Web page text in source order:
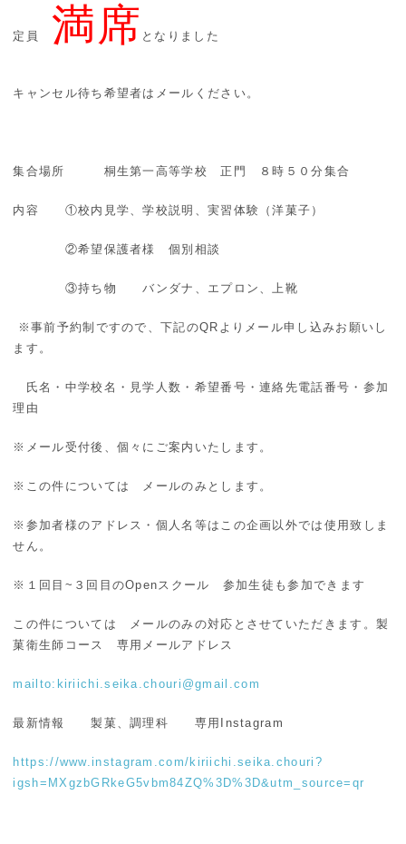
定員 満席 となりました
キャンセル待ち希望者はメールください。
集合場所 桐生第一高等学校 正門 ８時５０分集合
内容 ①校内見学、学校説明、実習体験（洋菓子）
②希望保護者様 個別相談
③持ち物 バンダナ、エプロン、上靴
※事前予約制ですので、下記のQRよりメール申し込みお願いし
ます。
氏名・中学校名・見学人数・希望番号・連絡先電話番号・参加
理由
※メール受付後、個々にご案内いたします。
※この件については メールのみとします。
※参加者様のアドレス・個人名等はこの企画以外では使用致しま
せん。
※１回目~３回目のOpenスクール 参加生徒も参加できます
この件については メールのみの対応とさせていただきます。 製
菓衛生師コース 専用メールアドレス
mailto:kiriichi.seika.chouri@gmail.com
最新情報 製菓、調理科 専用Instagram
https://www.instagram.com/kiriichi.seika.chouri?
igsh=MXgzbGRkeG5vbm84ZQ%3D%3D&utm_source=qr